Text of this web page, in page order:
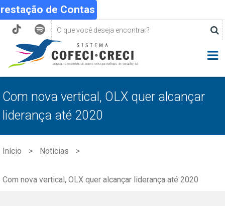
de Contas
Com nova vertical, OLX quer alcançar
liderança até 2020
Início Notícias
Com nova vertical, OLX quer alcançar liderança até 2020